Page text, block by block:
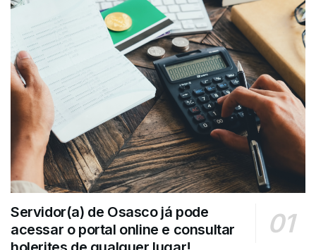
Servidor(a) de Osasco já pode
acessar o portal online e consultar